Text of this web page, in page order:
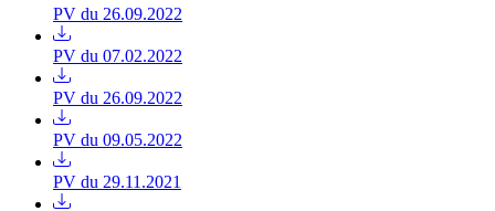
PV du 26.09.2022
PV du 07.02.2022
PV du 26.09.2022
PV du 09.05.2022
PV du 29.11.2021